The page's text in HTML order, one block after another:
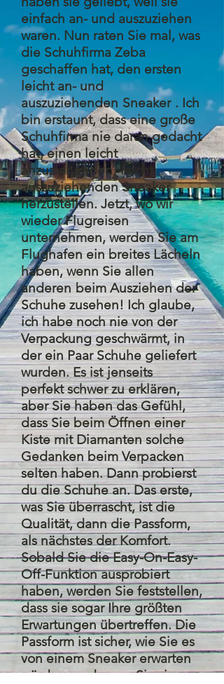
einfach an- und auszuziehen
waren. Nun raten Sie mal, was
die Schuhfirma Zeba
geschaffen hat, den ersten
leicht an- und
auszuziehenden Sneaker . Ich
bin erstaunt, dass eine große
Schuhfirma nie daran gedacht
hat, einen leicht
anzuziehenden, leicht
auszuziehenden Sneaker
herzustellen. Jetzt, wo wir
wieder Flugreisen
unternehmen, werden Sie am
Flughafen ein breites Lächeln
haben, wenn Sie allen
anderen beim Ausziehen der
Schuhe zusehen! Ich glaube,
ich habe noch nie von der
Verpackung geschwärmt, in
der ein Paar Schuhe geliefert
wurden. Es ist jenseits
perfekt schwer zu erklären,
aber Sie haben das Gefühl,
dass Sie beim Öffnen einer
Kiste mit Diamanten solche
Gedanken beim Verpacken
selten haben. Dann probierst
du die Schuhe an. Das erste,
was Sie überrascht, ist die
Qualität, dann die Passform,
als nächstes der Komfort.
Sobald Sie die Easy-On-Easy-
Off-Funktion ausprobiert
haben, werden Sie feststellen,
dass sie sogar Ihre größten
Erwartungen übertreffen. Die
Passform ist sicher, wie Sie es
von einem Sneaker erwarten
würden, und wenn Sie sie